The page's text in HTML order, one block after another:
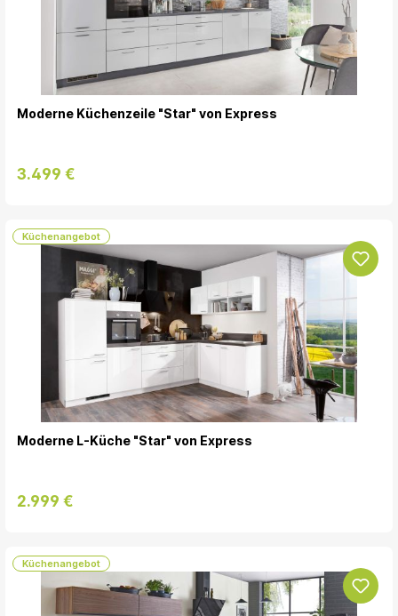
Moderne Küchenzeile "Star" von Express
3.499 €
Küchenangebot
Moderne L-Küche "Star" von Express
2.999 €
Küchenangebot